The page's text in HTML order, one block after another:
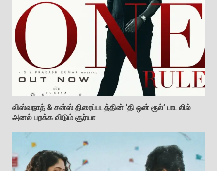
விஸ்வநாத் & சன்ஸ் திரைப்படத்தின் ‘தி ஒன் ரூல்’ பாடலில்
அனல் பறக்க விடும் சூர்யா